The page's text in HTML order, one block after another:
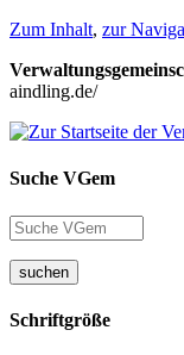
Zum Inhalt, zur
aindling.de/
Suche VGem
suchen
Schriftgröße